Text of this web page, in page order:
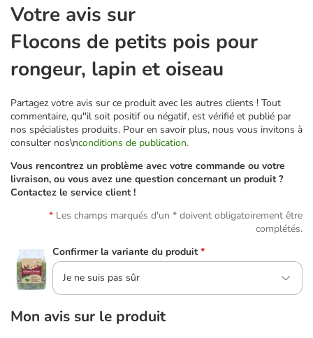
Votre avis sur
Flocons de petits pois pour
rongeur, lapin et oiseau
Partagez votre avis sur ce produit avec les autres clients ! Tout
commentaire, qu''il soit positif ou négatif, est vérifié et publié par
nos spécialistes produits. Pour en savoir plus, nous vous invitons à
consulter nos\nconditions de publication.
Vous rencontrez un problème avec votre commande ou votre
livraison, ou vous avez une question concernant un produit ?
Contactez le service client !
Les champs marqués d'un * doivent obligatoirement être
complétés.
Confirmer la variante du produit *
Je ne suis pas sûr
Mon avis sur le produit